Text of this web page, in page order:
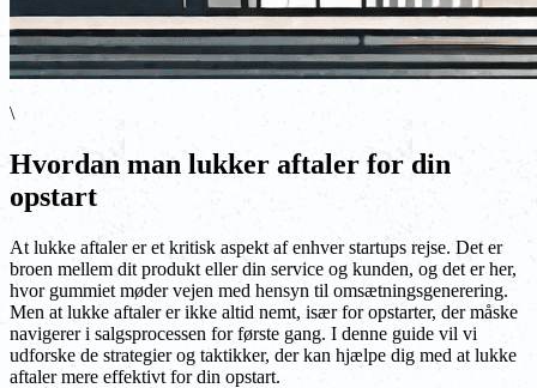
\
Hvordan man lukker aftaler for din
opstart
At lukke aftaler er et kritisk aspekt af enhver startups rejse. Det er
broen mellem dit produkt eller din service og kunden, og det er her,
hvor gummiet møder vejen med hensyn til omsætningsgenerering.
Men at lukke aftaler er ikke altid nemt, især for opstarter, der måske
navigerer i salgsprocessen for første gang. I denne guide vil vi
udforske de strategier og taktikker, der kan hjælpe dig med at lukke
aftaler mere effektivt for din opstart.